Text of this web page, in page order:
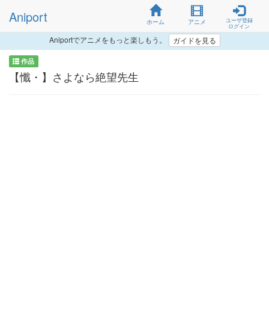
Aniport ホーム アニメ
ユーザ登録
ログイン
Aniportでアニメをもっと楽しもう。 ガイドを見る
作品
【懺・】さよなら絶望先生